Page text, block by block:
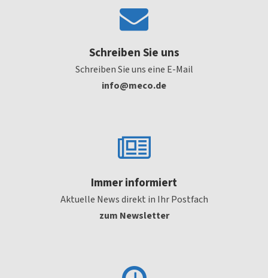
Schreiben Sie uns
Schreiben Sie uns eine E-Mail
ed.oc
em@of
ni
Immer informiert
Aktuelle News direkt in Ihr Postfach
zum Newsletter